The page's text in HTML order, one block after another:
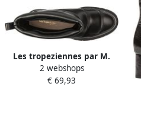
Les tropeziennes par M.
Belarbi Doudou-
enkellaarsjes om aan te
2 webshops
€ 69,93